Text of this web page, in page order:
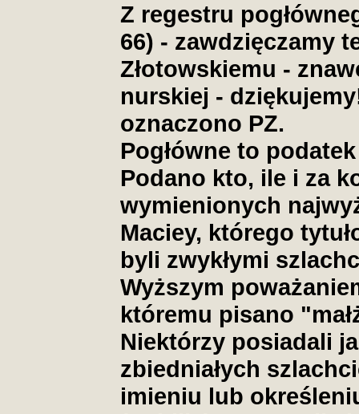
Z regestru
66) - zawdzięczamy
Złotowskiemu -
nurskiej -
oznaczono PZ.
Pogłówne to
Podano kto, ile i za
wymienionych
Maciey, którego
byli zwykłymi
Wyższym
któremu pisano
Niektórzy posiadali
zbiedniałych
imieniu lub